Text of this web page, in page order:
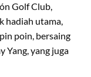
Golf Club,
hadiah utama,
poin, bersaing
Yang, yang juga